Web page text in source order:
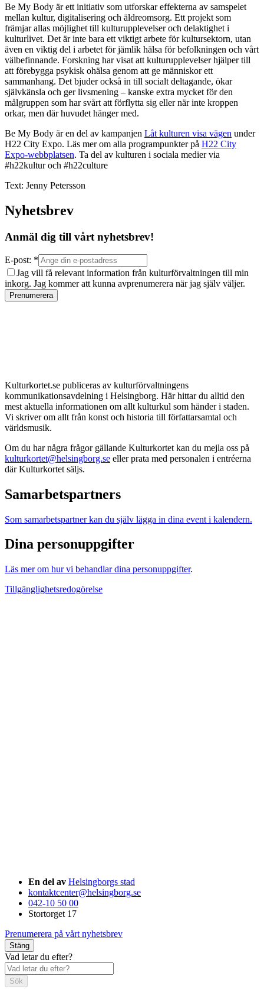
Be My Body är ett initiativ som utforskar effekterna av samspelet
mellan kultur, digitalisering och äldreomsorg. Ett projekt som
främjar allas möjlighet till kulturupplevelser och delaktighet i
kulturlivet. Det är inte bara ett viktigt arbete för kultursektorn, utan
även en viktig del i arbetet för jämlik hälsa för befolkningen och vårt
välbefinnande. Forskning har visat att kulturupplevelser hjälper till
att förebygga psykisk ohälsa genom att ge människor ett
sammanhang. Det bjuder också in till socialt deltagande, ökar
självkänsla och ger livsmening – kanske extra mycket för den
målgruppen som har svårt att förflytta sig eller när inte kroppen
orkar, men där huvudet hänger med.
Be My Body är en del av kampanjen Låt kulturen visa vägen under
H22 City Expo. Läs mer om alla programpunkter på H22 City
Expo-webbplatsen. Ta del av kulturen i sociala medier via
#h22kultur och #h22culture
Text: Jenny Petersson
Nyhetsbrev
Anmäl dig till vårt nyhetsbrev!
E-post: *
Jag vill få relevant information från kulturförvaltningen till min
inkorg. Jag kommer att kunna avprenumerera när jag själv väljer.
Prenumerera
Kulturkortet.se publiceras av kulturförvaltningens
kommunikationsavdelning i Helsingborg. Här hittar du alltid den
mest aktuella informationen om allt kulturkul som händer i staden.
Vi skriver om allt från konst och historia till författarsamtal och
världsmusik.
Om du har några frågor gällande Kulturkortet kan du mejla oss på
kulturkortet@helsingborg.se eller prata med personalen i entréerna
där Kulturkortet säljs.
Samarbetspartners
Som samarbetspartner kan du själv lägga in dina event i kalendern.
Dina personuppgifter
Läs mer om hur vi behandlar dina personuppgifter.
Tillgänglighetsredogörelse
En del av Helsingborgs stad
kontaktcenter@helsingborg.se
042-10 50 00
Stortorget 17
Prenumerera på vårt nyhetsbrev
Stäng
Vad letar du efter?
Sök